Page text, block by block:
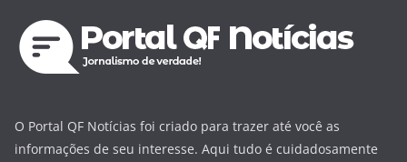
O Portal QF Notícias foi criado para trazer até você as
informações de seu interesse. Aqui tudo é cuidadosamente